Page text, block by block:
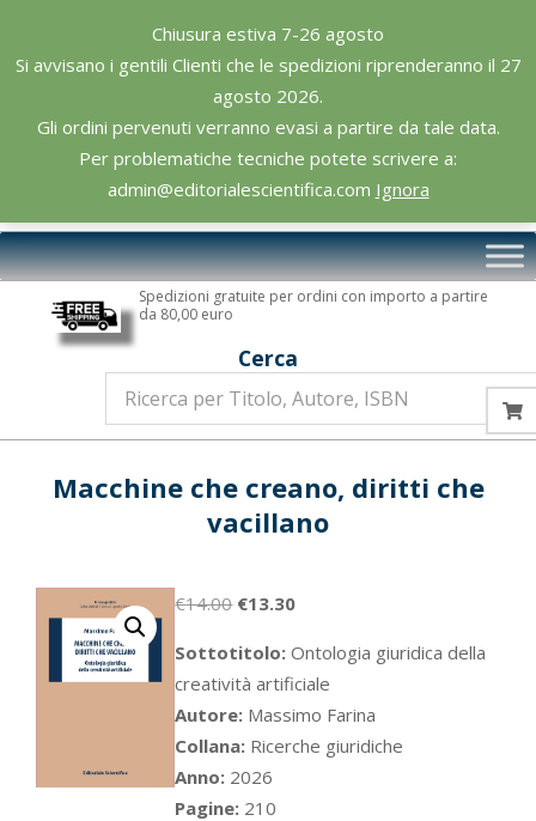
Chiusura estiva 7-26 agosto
Si avvisano i gentili Clienti che le spedizioni riprenderanno il 27
agosto 2026.
Gli ordini pervenuti verranno evasi a partire da tale data.
Per problematiche tecniche potete scrivere a:
admin@editorialescientifica.com Ignora
content
Editoriale
Scientifica
Primary
Navigation
Spedizioni gratuite per ordini con importo a partire
da 80,00 euro
Cerca
Macchine che creano, diritti che
vacillano
€14.00 Il
originale
era:
€14.00.
€13.30Il
attuale
è:
€13.30.
Sottotitolo:Ontologia giuridica della
creatività artificiale
Autore: Massimo Farina
Collana: Ricerche giuridiche
Anno: 2026
Pagine: 210